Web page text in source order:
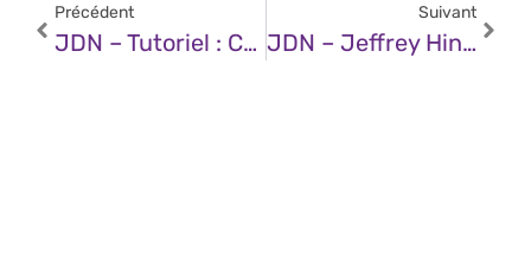
Précédent
JDN – Tutoriel : Comment Installer Son Propre ChatGPT Gratuit En Quelques Minutes Sur Son Ordinateur
Suivant
JDN – Jeffrey Hinton : Le Père De L’intelligence Artificielle, Inquiet Des Conséquences De Ses Innovations